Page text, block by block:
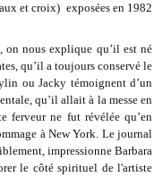
et croix) exposées en 1982
on nous explique qu’il est né
qu’il a toujours conservé le
ou Jacky témoignent d’un
qu’il allait à la messe en
ferveur ne fut révélée qu’en
à New York. Le journal
impressionne Barbara
le côté spirituel de l'artiste